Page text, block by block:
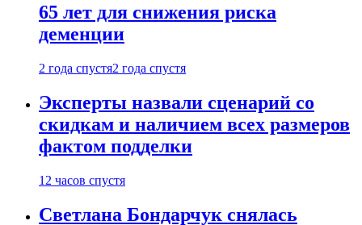
65 лет для снижения риска
деменции
2 года спустя2 года спустя
Эксперты назвали сценарий со
скидкам и наличием всех размеров
фактом подделки
12 часов спустя
Светлана Бондарчук снялась